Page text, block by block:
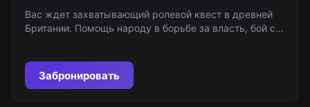
Вас ждет захватывающий ролевой квест в древней
Британии. Помощь народу в борьбе за власть, бой с
Забронировать